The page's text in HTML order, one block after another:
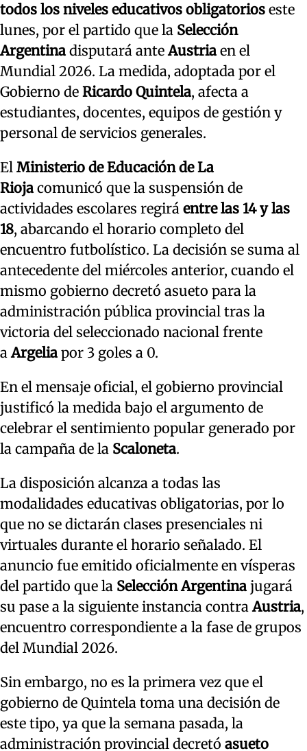
todos los niveles educativos obligatorios este
lunes, por el partido que la Selección
Argentina disputará anteAustria en el
Mundial 2026. La medida, adoptada por el
Gobierno de Ricardo Quintela, afecta a
estudiantes, docentes, equipos de gestión y
personal de servicios generales.
El Ministerio de Educación de La
Rioja comunicó que la suspensión de
actividades escolares regirá entre las 14 y las
18, abarcando el horario completo del
encuentro futbolístico. La decisión se suma al
antecedente del miércoles anterior, cuando el
mismo gobierno decretó asueto para la
administración pública provincial tras la
victoria del seleccionado nacional frente
aArgelia por 3 goles a 0.
En el mensaje oficial, el gobierno provincial
justificó la medida bajo el argumento de
celebrar el sentimiento popular generado por
la campaña de la Scaloneta.
La disposición alcanza a todas las
modalidades educativas obligatorias, por lo
que no se dictarán clases presenciales ni
virtuales durante el horario señalado. El
anuncio fue emitido oficialmente en vísperas
del partido que la Selección Argentina jugará
su pase a la siguiente instancia contraAustria,
encuentro correspondiente a la fase de grupos
del Mundial 2026.
Sin embargo, no es la primera vez que el
gobierno de Quintela toma una decisión de
este tipo, ya que la semana pasada, la
administración provincial decretó asueto